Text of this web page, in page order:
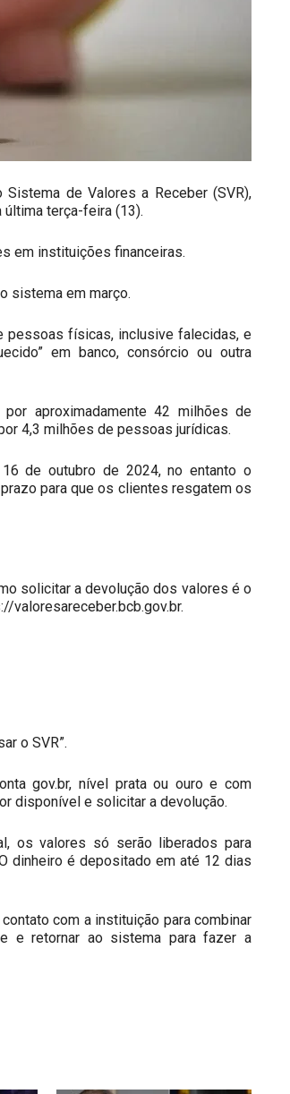
de Valores a Receber (SVR),
última terça-feira (13).
em instituições financeiras.
sistema em março.
pessoas físicas, inclusive falecidas, e
em banco, consórcio ou outra
aproximadamente 42 milhões de
4,3 milhões de pessoas jurídicas.
de outubro de 2024, no entanto o
para que os clientes resgatem os
solicitar a devolução dos valores é o
valoresareceber.bcb.gov.br.
o SVR”.
gov.br, nível prata ou ouro e com
disponível e solicitar a devolução.
os valores só serão liberados para
dinheiro é depositado em até 12 dias
com a instituição para combinar
e retornar ao sistema para fazer a